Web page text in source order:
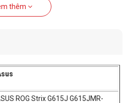
thêm
ROG Strix G615J G615JMR-